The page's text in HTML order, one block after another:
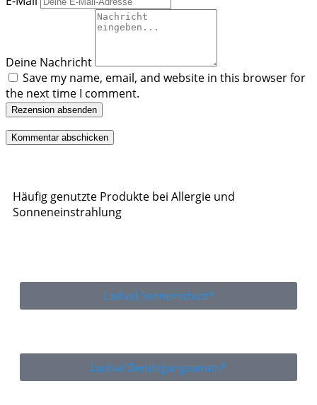
Deine Nachricht
Save my name, email, and website in this browser for
the next time I comment.
Rezension absenden
Häufig genutzte Produkte bei Allergie und
Sonneneinstrahlung
Ladival Sonnenschutz*
Ladival Beruhigungsserum*